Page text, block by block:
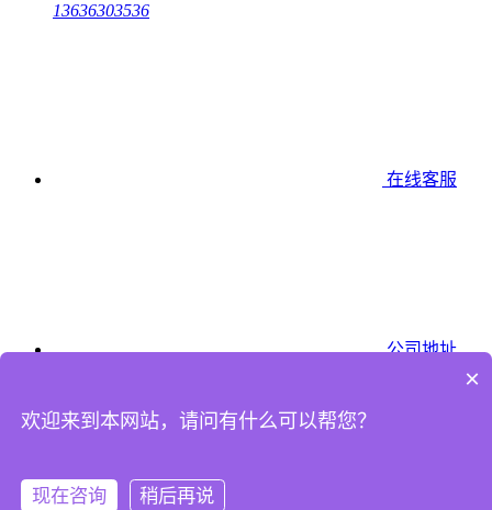
13636303536
在线客服
公司地址
×
欢迎来到本网站，请问有什么可以帮您？
现在咨询 稍后再说